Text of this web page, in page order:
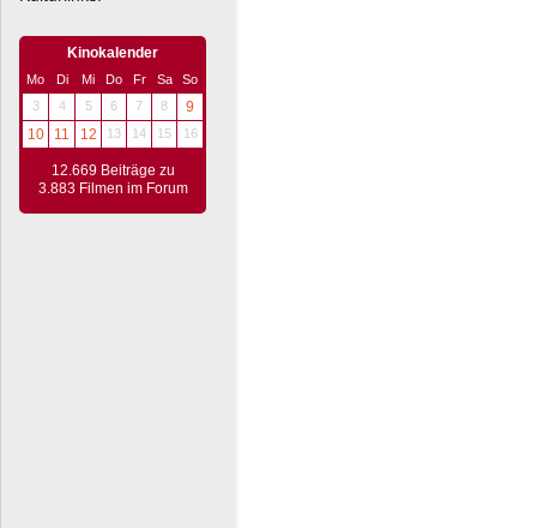
Kinokalender
Mo Di Mi Do Fr Sa
So
3
4 5 6 7 8
9
10
11 12 13 14 15 16
12.669 Beiträge zu
3.883 Filmen im Forum